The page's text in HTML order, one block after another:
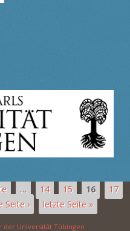
… 14 15 16
17
Seite › letzte Seite »
der Universität Tübingen